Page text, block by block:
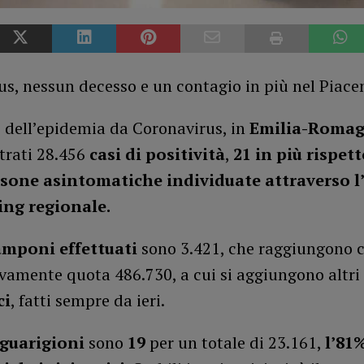
nessun decesso e un contagio in più nel
da Coronavirus, inEmilia-
28.456 casi di positività, 21 in più
asintomatiche individuate attraverso
regionale.
effettuatisono 3.421, che raggiungono
quota 486.730, a cui si aggiungono
, fatti sempre da ieri.
sono 19 per un totale di 23.161,